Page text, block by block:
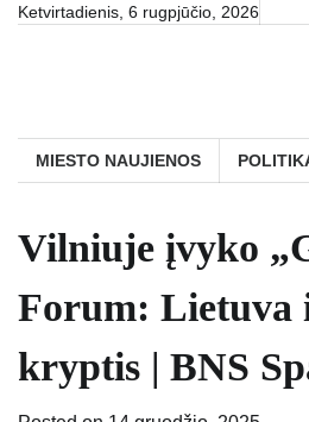
SkipKetvirtadienis, 6 rugpjūčio, 2026
MIESTO NAUJIENOS
Vilniuje įvyko
Forum: Lietuva
kryptis | BNS